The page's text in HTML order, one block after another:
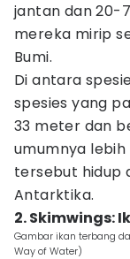
jantan dan 20-
mereka mirip
Bumi.
Di antara
spesies yang
33 meter dan
umumnya
tersebut hidup
Antarktika.
2. Skimwings:
Gambar ikan terbang
Way of Water)